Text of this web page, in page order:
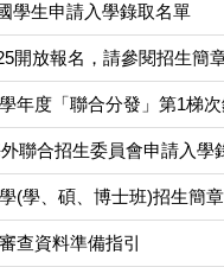
學生申請入學錄取名單
開放報名，請參閱招生簡
年度「聯合分發」第1梯
聯合招生委員會申請入學
(學、碩、博士班)招生簡章
查資料準備指引